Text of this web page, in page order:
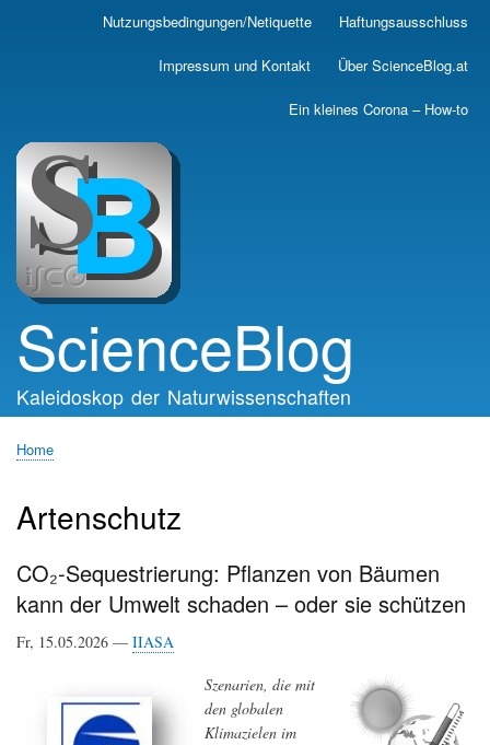
Skip
main
Nutzungsbedingungen/Netiquette Haftungsausschluss
Impressum und Kontakt Über ScienceBlog.at
Ein kleines Corona – How-to
ScienceBlog
Kaleidoskop der Naturwissenschaften
Home
Artenschutz
CO₂-Sequestrierung: Pflanzen von Bäumen
kann der Umwelt schaden – oder sie schützen
Fr, 15.05.2026 — IIASA
Szenarien, die mit
den globalen
Klimazielen im